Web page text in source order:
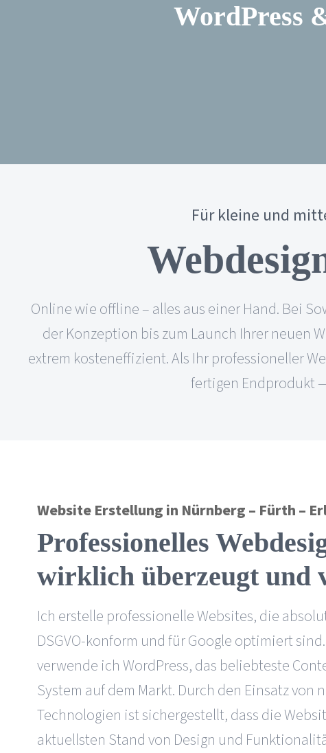
WordPress
Für kleine und
Online wie offline – alles aus einer Hand. Bei
der Konzeption bis zum Launch Ihrer neuen
extrem kosteneffizient. Als Ihr professioneller
fertigen Endprodukt
Website Erstellung in Nürnberg – Fürth –
Professionelles
wirklich überzeugt und
Ich erstelle professionelle Websites, die
DSGVO-konform und für Google optimiert
verwende ich WordPress, das beliebteste
System auf dem Markt. Durch den Einsatz von
Technologien ist sichergestellt, dass die
aktuellsten Stand von Design und